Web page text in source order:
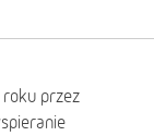
przez